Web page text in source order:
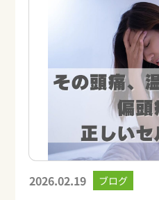
2026.02.19 ブログ